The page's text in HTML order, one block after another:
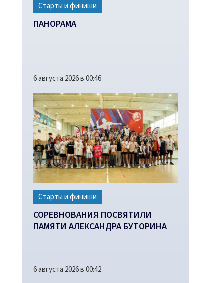
Старты и финиши
ПАНОРАМА
6 августа 2026 в 00:46
Старты и финиши
СОРЕВНОВАНИЯ ПОСВЯТИЛИ
ПАМЯТИ АЛЕКСАНДРА БУТОРИНА
6 августа 2026 в 00:42